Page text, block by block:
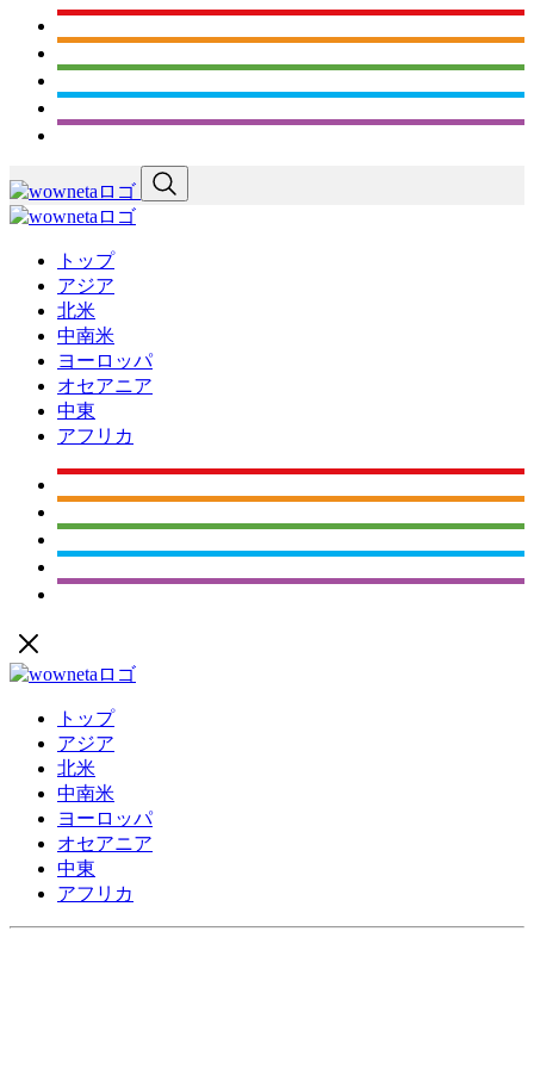
トップ
アジア
北米
中南米
ヨーロッパ
オセアニア
中東
アフリカ
トップ
アジア
北米
中南米
ヨーロッパ
オセアニア
中東
アフリカ